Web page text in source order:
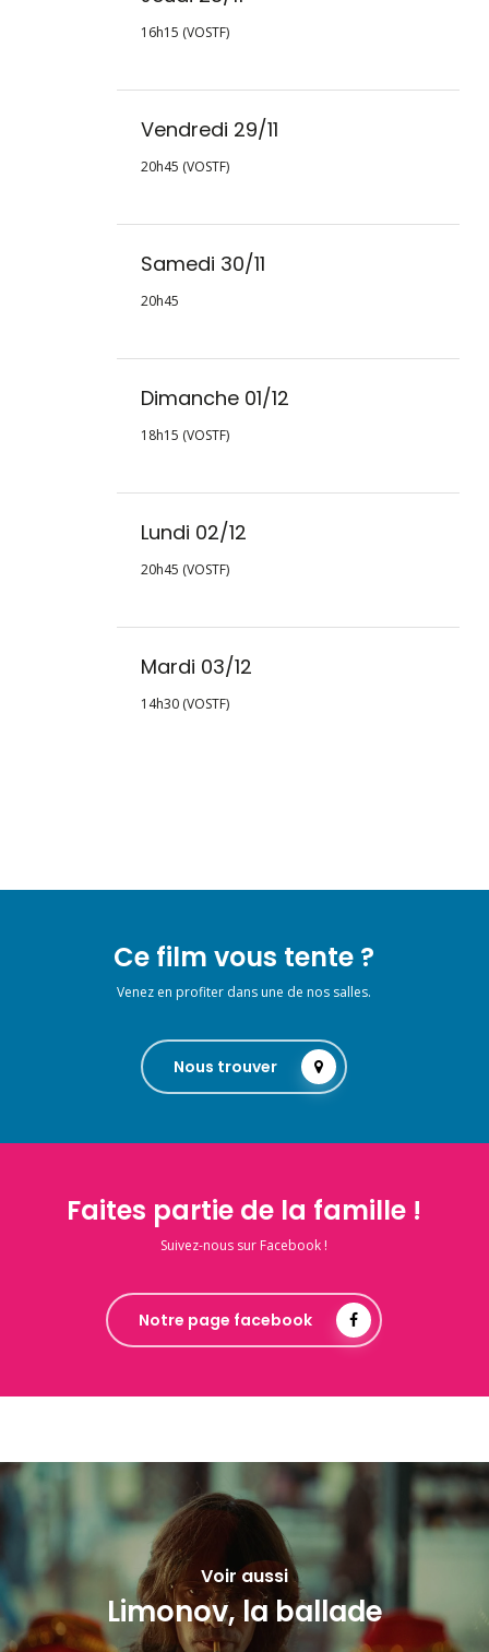
16h15 (VOSTF)
Vendredi 29/11
20h45 (VOSTF)
Samedi 30/11
20h45
Dimanche 01/12
18h15 (VOSTF)
Lundi 02/12
20h45 (VOSTF)
Mardi 03/12
14h30 (VOSTF)
Ce film vous tente ?
Venez en profiter dans une de nos salles.
Nous trouver
Faites partie de la famille !
Suivez-nous sur Facebook !
Notre page facebook
Voir aussi
Limonov, la ballade